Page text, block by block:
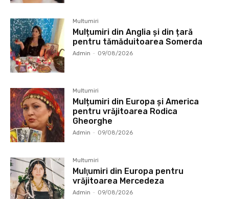
Multumiri
Mulțumiri din Anglia și din țară
pentru tămăduitoarea Somerda
Admin - 09/08/2026
Multumiri
Mulțumiri din Europa și America
pentru vrăjitoarea Rodica
Gheorghe
Admin - 09/08/2026
Multumiri
Mulţumiri din Europa pentru
vrăjitoarea Mercedeza
Admin - 09/08/2026